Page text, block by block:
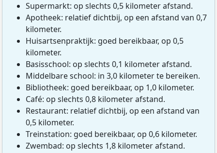
Supermarkt: op slechts 0,5 kilometer afstand.
Apotheek: relatief dichtbij, op een afstand van 0,7
kilometer.
Huisartsenpraktijk: goed bereikbaar, op 0,5
kilometer.
Basisschool: op slechts 0,1 kilometer afstand.
Middelbare school: in 3,0 kilometer te bereiken.
Bibliotheek: goed bereikbaar, op 1,0 kilometer.
Café: op slechts 0,8 kilometer afstand.
Restaurant: relatief dichtbij, op een afstand van
0,5 kilometer.
Treinstation: goed bereikbaar, op 0,6 kilometer.
Zwembad: op slechts 1,8 kilometer afstand.